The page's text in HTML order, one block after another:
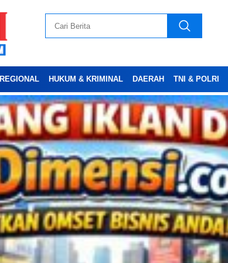
REGIONAL HUKUM & KRIMINAL DAERAH TNI & POLRI
Advertesment